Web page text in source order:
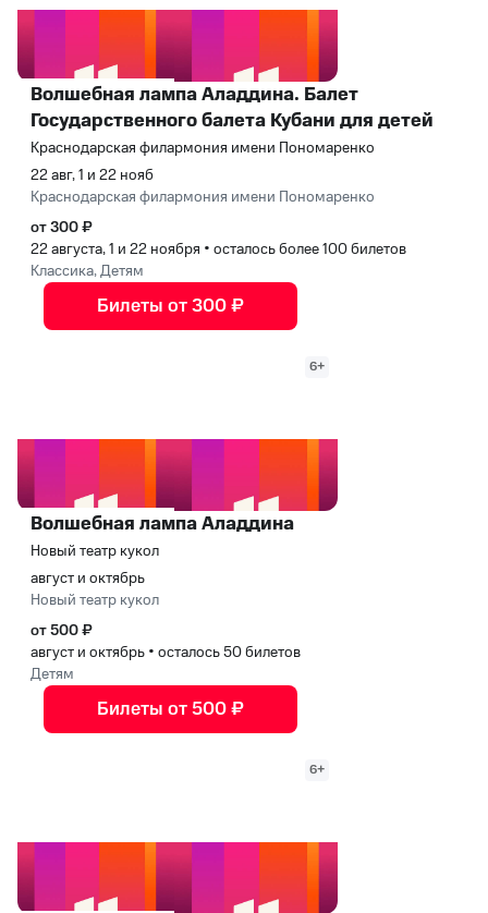
Волшебная лампа Аладдина. Балет
Государственного балета Кубани для детей
Краснодарская филармония имени Пономаренко
22 авг, 1 и 22 нояб
Краснодарская филармония имени Пономаренко
от 300 ₽
22 августа, 1 и 22 ноября • осталось более 100 билетов
Классика, Детям
Билеты от 300 ₽
6+
Волшебная лампа Аладдина
Новый театр кукол
август и октябрь
Новый театр кукол
от 500 ₽
август и октябрь • осталось 50 билетов
Детям
Билеты от 500 ₽
6+